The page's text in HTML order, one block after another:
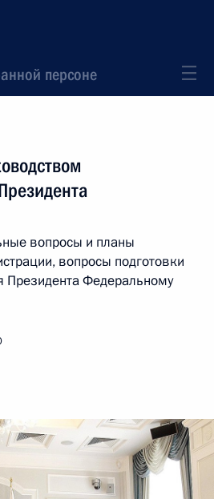
персоне
вопросы и планы
вопросы подготовки
Президента Федеральному